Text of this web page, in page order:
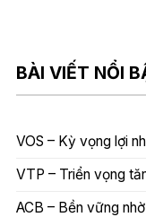
BÀI VIẾT NỔI
VOS – Kỳ vọng lợi
VTP – Triển vọng
ACB – Bền vững